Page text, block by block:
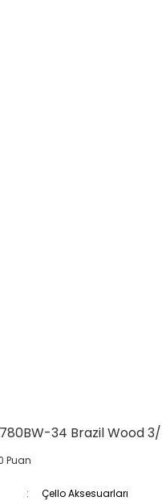
34 Brazil Wood 3/
Puan
Çello Aksesuarları